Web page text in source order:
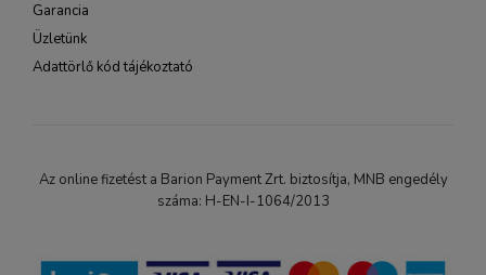
Garancia
Üzletünk
Adattörlő kód tájékoztató
Az online fizetést a Barion Payment Zrt. biztosítja, MNB engedély
száma: H-EN-I-1064/2013